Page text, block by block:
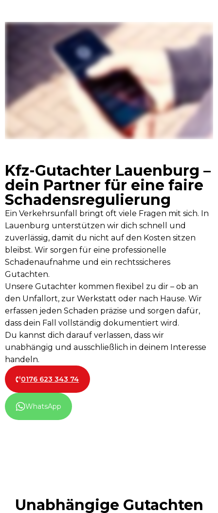
Kfz-Gutachter Lauenburg –
dein Partner für eine faire
Schadensregulierung
Ein Verkehrsunfall bringt oft viele Fragen mit sich. In
Lauenburg unterstützen wir dich schnell und
zuverlässig, damit du nicht auf den Kosten sitzen
bleibst. Wir sorgen für eine professionelle
Schadenaufnahme und ein rechtssicheres
Gutachten.
Unsere Gutachter kommen flexibel zu dir – ob an
den Unfallort, zur Werkstatt oder nach Hause. Wir
erfassen jeden Schaden präzise und sorgen dafür,
dass dein Fall vollständig dokumentiert wird.
Du kannst dich darauf verlassen, dass wir
unabhängig und ausschließlich in deinem Interesse
handeln.
0176 623 343 74
WhatsApp
Unabhängige Gutachten